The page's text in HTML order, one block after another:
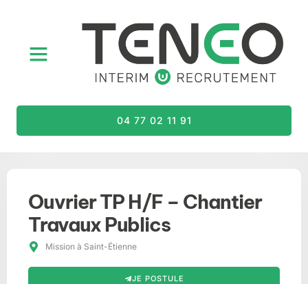
04 77 02 11 91
Ouvrier TP H/F – Chantier
Travaux Publics
Mission à Saint-Étienne
JE POSTULE